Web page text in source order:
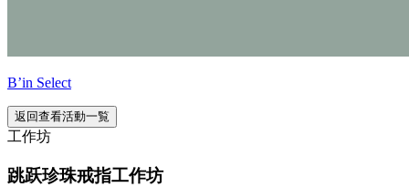
B’in Select
返回查看活動一覧
工作坊
跳跃珍珠戒指工作坊